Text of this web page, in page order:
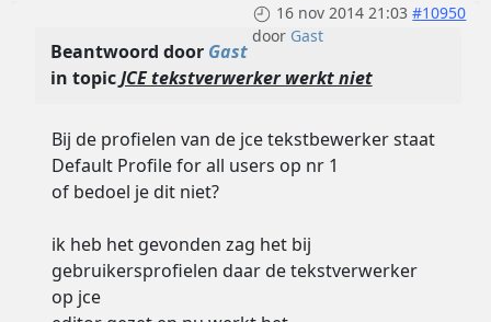
16 nov 2014 21:03 #10950
door Gast
Beantwoord door Gast
in topicJCE tekstverwerker werkt niet
Bij de profielen van de jce tekstbewerker staat
Default Profile for all users op nr 1
of bedoel je dit niet?
ik heb het gevonden zag het bij
gebruikersprofielen daar de tekstverwerker
op jce